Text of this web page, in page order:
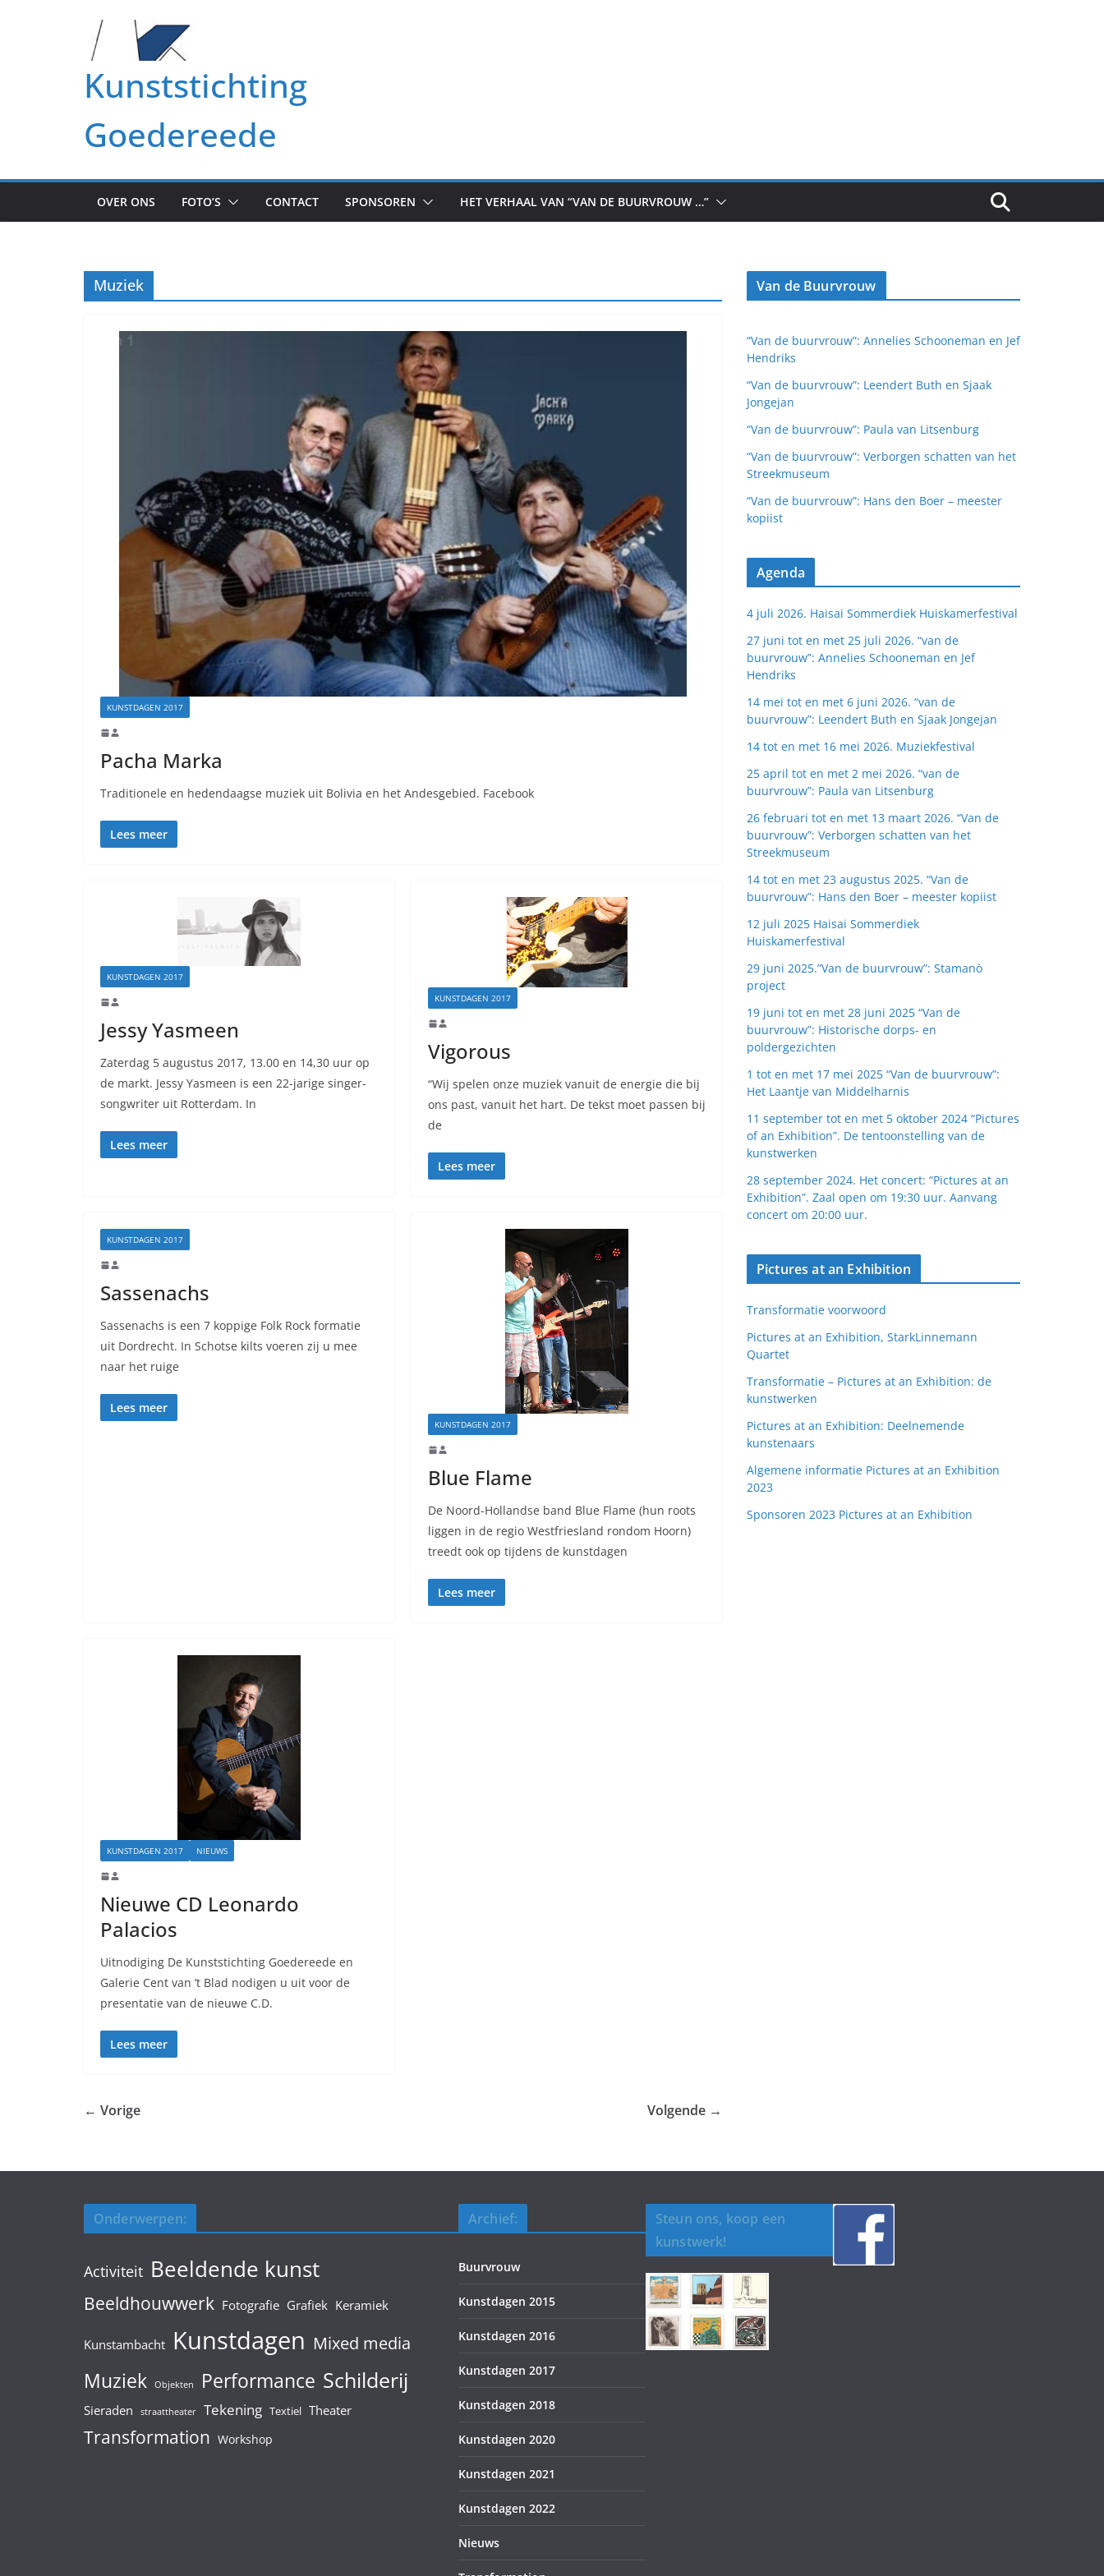
Kunststichting
Goedereede
OVER ONS FOTO’S CONTACT SPONSOREN HET VERHAAL VAN “VAN DE BUURVROUW …”
Muziek
KUNSTDAGEN 2017
Pacha Marka
Traditionele en hedendaagse muziek uit Bolivia en het Andesgebied. Facebook
Lees meer
KUNSTDAGEN 2017
Jessy Yasmeen
Zaterdag 5 augustus 2017, 13.00 en 14,30 uur op
de markt. Jessy Yasmeen is een 22-jarige singer-
songwriter uit Rotterdam. In
Lees meer
KUNSTDAGEN 2017
Vigorous
“Wij spelen onze muziek vanuit de energie die bij
ons past, vanuit het hart. De tekst moet passen bij
de
Lees meer
KUNSTDAGEN 2017
Sassenachs
Sassenachs is een 7 koppige Folk Rock formatie
uit Dordrecht. In Schotse kilts voeren zij u mee
naar het ruige
Lees meer
KUNSTDAGEN 2017
Blue Flame
De Noord-Hollandse band Blue Flame (hun roots
liggen in de regio Westfriesland rondom Hoorn)
treedt ook op tijdens de kunstdagen
Lees meer
KUNSTDAGEN 2017 NIEUWS
Nieuwe CD Leonardo
Palacios
Uitnodiging De Kunststichting Goedereede en
Galerie Cent van ’t Blad nodigen u uit voor de
presentatie van de nieuwe C.D.
Lees meer
← Vorige Volgende →
Van de Buurvrouw
“Van de buurvrouw”: Annelies Schooneman en Jef
Hendriks
“Van de buurvrouw”: Leendert Buth en Sjaak
Jongejan
“Van de buurvrouw”: Paula van Litsenburg
“Van de buurvrouw”: Verborgen schatten van het
Streekmuseum
“Van de buurvrouw”: Hans den Boer – meester
kopiist
Agenda
4 juli 2026. Haisai Sommerdiek Huiskamerfestival
27 juni tot en met 25 juli 2026. “van de
buurvrouw”: Annelies Schooneman en Jef
Hendriks
14 mei tot en met 6 juni 2026. “van de
buurvrouw”: Leendert Buth en Sjaak Jongejan
14 tot en met 16 mei 2026. Muziekfestival
25 april tot en met 2 mei 2026. “van de
buurvrouw”: Paula van Litsenburg
26 februari tot en met 13 maart 2026. “Van de
buurvrouw”: Verborgen schatten van het
Streekmuseum
14 tot en met 23 augustus 2025. “Van de
buurvrouw”: Hans den Boer – meester kopiist
12 juli 2025 Haisai Sommerdiek
Huiskamerfestival
29 juni 2025.”Van de buurvrouw”: Stamanò
project
19 juni tot en met 28 juni 2025 “Van de
buurvrouw”: Historische dorps- en
poldergezichten
1 tot en met 17 mei 2025 “Van de buurvrouw”:
Het Laantje van Middelharnis
11 september tot en met 5 oktober 2024 “Pictures
of an Exhibition”. De tentoonstelling van de
kunstwerken
28 september 2024. Het concert: “Pictures at an
Exhibition”. Zaal open om 19:30 uur. Aanvang
concert om 20:00 uur.
Pictures at an Exhibition
Transformatie voorwoord
Pictures at an Exhibition, StarkLinnemann
Quartet
Transformatie – Pictures at an Exhibition: de
kunstwerken
Pictures at an Exhibition: Deelnemende
kunstenaars
Algemene informatie Pictures at an Exhibition
2023
Sponsoren 2023 Pictures at an Exhibition
Onderwerpen:
Activiteit Beeldende kunst
Beeldhouwwerk Fotografie Grafiek Keramiek
Kunstambacht Kunstdagen Mixed media
Muziek Objekten Performance Schilderij
Sieraden straattheater Tekening Textiel Theater
Transformation Workshop
Archief:
Buurvrouw
Kunstdagen 2015
Kunstdagen 2016
Kunstdagen 2017
Kunstdagen 2018
Kunstdagen 2020
Kunstdagen 2021
Kunstdagen 2022
Nieuws
Steun ons, koop een
kunstwerk!